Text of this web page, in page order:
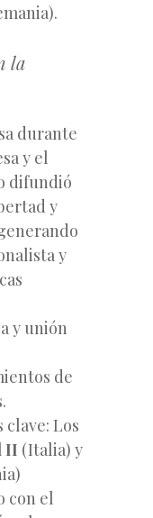
la
durante
y el
difundió
y
y
y unión
de
Los
II (Italia) y
con el